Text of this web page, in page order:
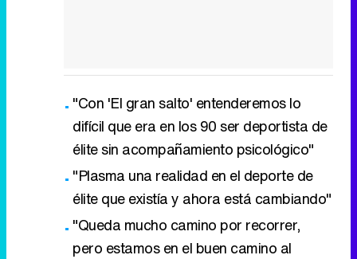
"Con 'El gran salto' entenderemos lo
difícil que era en los 90 ser deportista de
élite sin acompañamiento psicológico"
"Plasma una realidad en el deporte de
élite que existía y ahora está cambiando"
"Queda mucho camino por recorrer,
pero estamos en el buen camino al